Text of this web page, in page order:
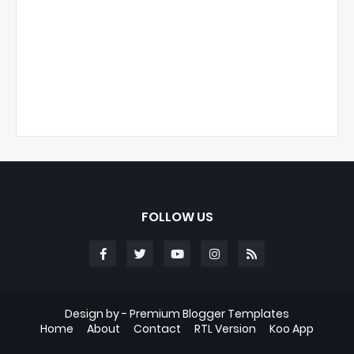
FOLLOW US
Design by - Premium Blogger Templates
Home
About Contact RTL Version Koo App